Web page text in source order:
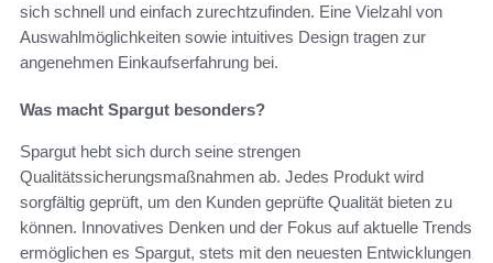
sich schnell und einfach zurechtzufinden. Eine Vielzahl von
Auswahlmöglichkeiten sowie intuitives Design tragen zur
angenehmen Einkaufserfahrung bei.
Was macht Spargut besonders?
Spargut hebt sich durch seine strengen
Qualitätssicherungsmaßnahmen ab. Jedes Produkt wird
sorgfältig geprüft, um den Kunden geprüfte Qualität bieten zu
können. Innovatives Denken und der Fokus auf aktuelle Trends
ermöglichen es Spargut, stets mit den neuesten Entwicklungen